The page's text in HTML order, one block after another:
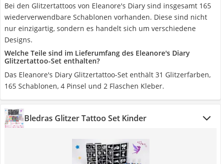
Bei den Glitzertattoos von Eleanore's Diary sind insgesamt 165
wiederverwendbare Schablonen vorhanden. Diese sind nicht
nur einzigartig, sondern es handelt sich um verschiedene
Designs.
Welche Teile sind im Lieferumfang des Eleanore's Diary
Glitzertattoo-Set enthalten?
Das Eleanore's Diary Glitzertattoo-Set enthält 31 Glitzerfarben,
165 Schablonen, 4 Pinsel und 2 Flaschen Kleber.
Bledras Glitzer Tattoo Set Kinder